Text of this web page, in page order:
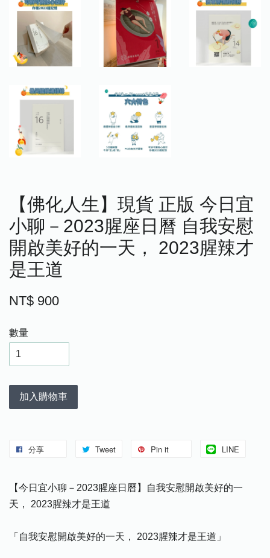
【佛化人生】現貨 正版 今日宜
小聊－2023腥座日曆 自我安慰
開啟美好的一天， 2023腥辣才
是王道
NT$ 900
數量
加入購物車
分享 Tweet Pin it LINE
【今日宜小聊－2023腥座日曆】自我安慰開啟美好的一
天， 2023腥辣才是王道
「自我安慰開啟美好的一天， 2023腥辣才是王道」